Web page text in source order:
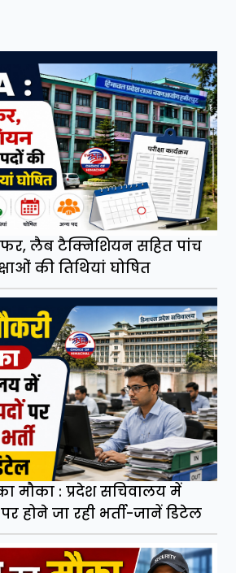
लैब टैक्निशियन सहित पांच
की तिथियां घोषित
मौका : प्रदेश सचिवालय में
होने जा रही भर्ती-जानें डिटेल